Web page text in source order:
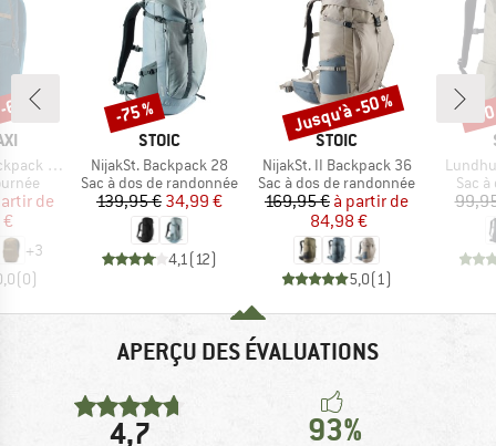
Dia
réduit
de
+3
(0)
%
MARQUE
STOIC
Article
NijakSt. Backpack 28
Product group
Sac à dos de randonnée
Prix
139,95 €Prix réduit
34,99 €
4,1(12)
Remise
-75 %
MARQUE
STOIC
Article
NijakSt. II Backpack 36
Product group
Sac à dos de randonnée
Prix
169,95 € Prix réduit
à partir de
84,98 €
5,0(1)
Remise
Jusqu'à -50 %
Article
Sac
-
APERÇU DES ÉVALUATIONS
4,7 93%